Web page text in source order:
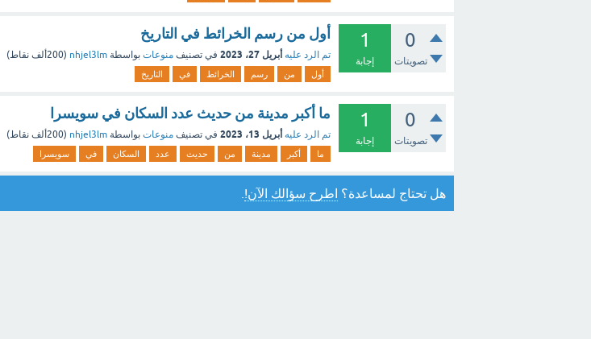
0
تصويتات
1
إجابة
أول من رسم الخرائط في التاريخ
تم الرد عليه أبريل 27، 2023 في تصنيف منوعات بواسطة nhjel3lm
(200ألف نقاط)
أول من رسم الخرائط في التاريخ
0
تصويتات
1
إجابة
ما أكبر مدينة من حديث عدد السكان في سويسرا
تم الرد عليه أبريل 13، 2023 في تصنيف منوعات بواسطة nhjel3lm
(200ألف نقاط)
ما أكبر مدينة من حديث عدد السكان في سويسرا
هل تحتاج لمساعدة؟ اطرح سؤالك الآن!